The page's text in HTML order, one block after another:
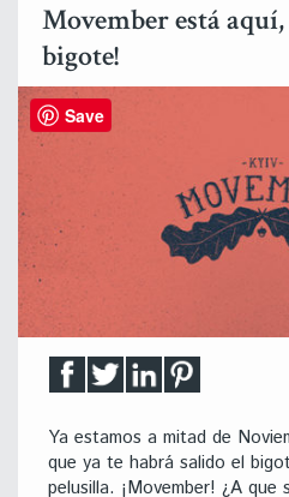
Movember está
bigote!
Ya estamos a mitad de
que ya te habrá salido el
pelusilla. ¡Movember! ¿A que
Save